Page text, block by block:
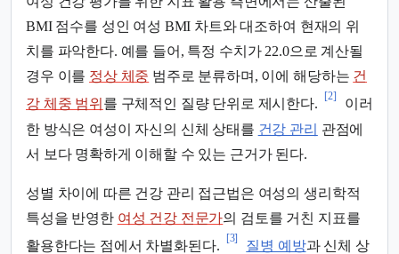
BMI 점수를 성인 여성 BMI 차트와 대조하여 현재의 위
치를 파악한다. 예를 들어, 특정 수치가 22.0으로 계산될
경우 이를 정상 체중 범주로 분류하며, 이에 해당하는 건
강 체중 범위 를 구체적인 질량 단위로 제시한다.
[2]
이러
한 방식은 여성이 자신의 신체 상태를 건강 관리 관점에
서 보다 명확하게 이해할 수 있는 근거가 된다.
성별 차이에 따른 건강 관리 접근법은 여성의 생리학적
특성을 반영한 여성 건강 전문가의 검토를 거친 지표를
활용한다는 점에서 차별화된다.
[3]
질병 예방과 신체 상